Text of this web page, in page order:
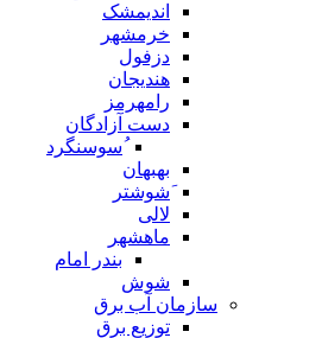
اندیمشک
خرمشهر
دزفول
هندیجان
رامهرمز
دست آزادگان
ُسوسنگرد
بهبهان
َشوشتر
لالی
ماهشهر
بندر امام
شوش
سازمان آب برق
توزیع برق